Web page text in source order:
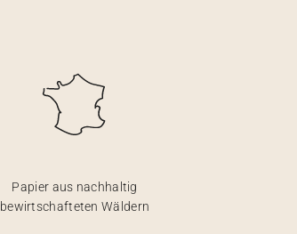
Papier aus nachhaltig
bewirtschafteten Wäldern